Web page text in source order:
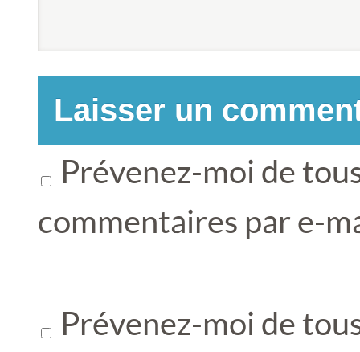
Prévenez-moi de
commentaires par e-
Prévenez-moi de